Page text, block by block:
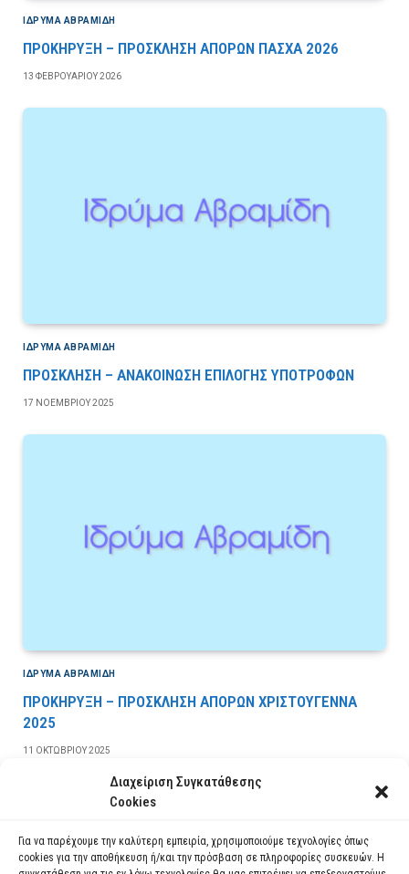
Διαχείριση Συγκατάθεσης
Cookies
Για να παρέχουμε την καλύτερη εμπειρία, χρησιμοποιούμε τεχνολογίες όπως
cookies για την αποθήκευση ή/και την πρόσβαση σε πληροφορίες συσκευών. Η
ΙΔΡΎΜΑ ΑΒΡΑΜΊΔΗ
ΠΡΟΚΗΡΥΞΗ – ΠΡΟΣΚΛΗΣΗ ΑΠΟΡΩΝ ΠΑΣΧΑ 2026
13 ΦΕΒΡΟΥΑΡΊΟΥ 2026
ΙΔΡΎΜΑ ΑΒΡΑΜΊΔΗ
ΠΡΟΣΚΛΗΣΗ – ΑΝΑΚΟΙΝΩΣΗ ΕΠΙΛΟΓΗΣ ΥΠΟΤΡΟΦΩΝ
17 ΝΟΕΜΒΡΊΟΥ 2025
ΙΔΡΎΜΑ ΑΒΡΑΜΊΔΗ
ΠΡΟΚΗΡΥΞΗ – ΠΡΟΣΚΛΗΣΗ ΑΠΟΡΩΝ ΧΡΙΣΤΟΥΓΕΝΝΑ
2025
11 ΟΚΤΩΒΡΊΟΥ 2025